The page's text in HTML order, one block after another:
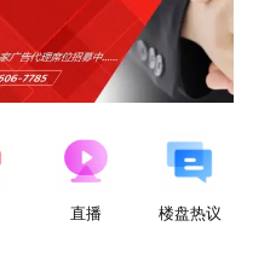
直播 楼盘热议